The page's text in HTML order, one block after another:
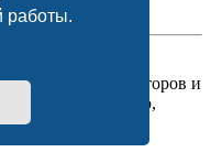
работы.
администраторов и
информацию,
которые они